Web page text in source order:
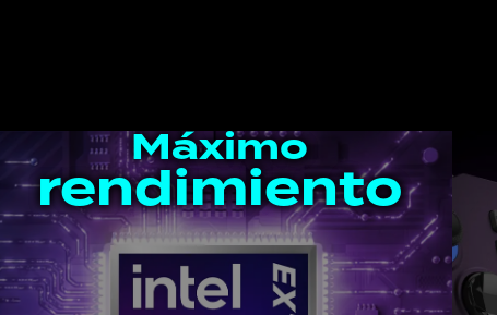
Máximo
rendimiento